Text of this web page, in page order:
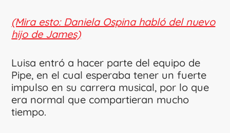
(Mira esto: Daniela Ospina habló del nuevo
hijo de James)
Luisa entró a hacer parte del equipo de
Pipe, en el cual esperaba tener un fuerte
impulso en su carrera musical, por lo que
era normal que compartieran mucho
tiempo.